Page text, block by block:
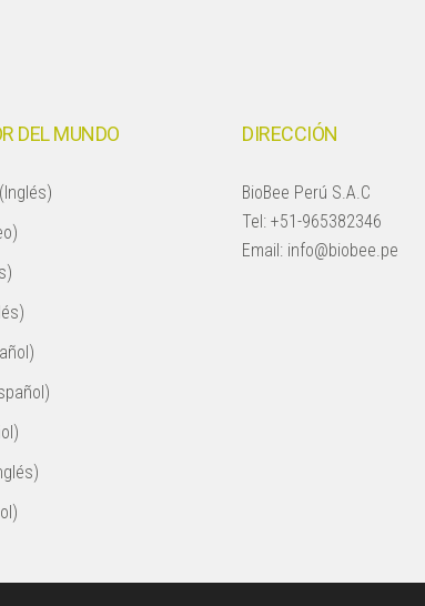
DEL MUNDO DIRECCIÓN
BioBee Perú S.A.C
Tel:+51-965382346
Email: info@biobee.pe